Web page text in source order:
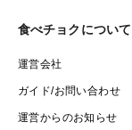
食べチョクについて
運営会社
ガイド/お問い合わせ
運営からのお知らせ